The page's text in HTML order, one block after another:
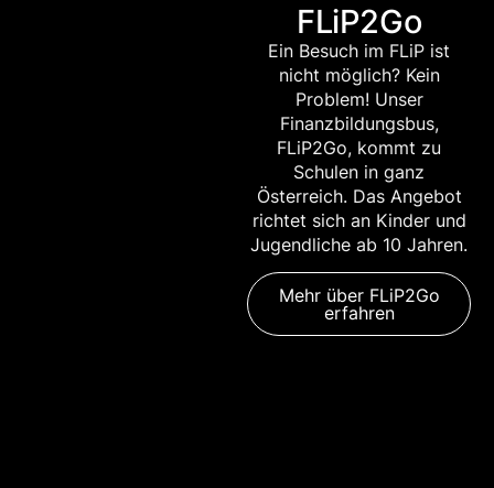
FLiP2Go
Ein Besuch im FLiP ist
nicht möglich? Kein
Problem! Unser
Finanzbildungsbus,
FLiP2Go, kommt zu
Schulen in ganz
Österreich. Das Angebot
richtet sich an Kinder und
Jugendliche ab 10 Jahren.
Mehr über FLiP2Go
erfahren